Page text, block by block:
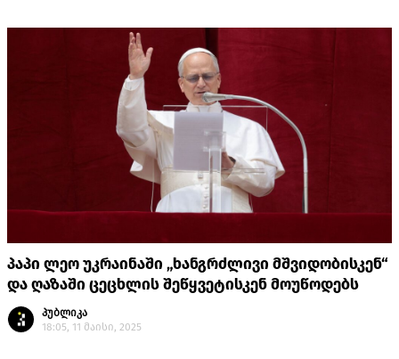
პაპი ლეო უკრაინაში „ხანგრძლივი მშვიდობისკენ“
და ღაზაში ცეცხლის შეწყვეტისკენ მოუწოდებს
პუბლიკა
18:05, 11 მაისი, 2025